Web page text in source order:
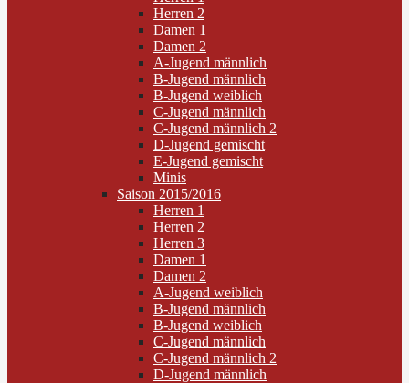
Herren 2
Damen 1
Damen 2
A-Jugend männlich
B-Jugend männlich
B-Jugend weiblich
C-Jugend männlich
C-Jugend männlich 2
D-Jugend gemischt
E-Jugend gemischt
Minis
Saison 2015/2016
Herren 1
Herren 2
Herren 3
Damen 1
Damen 2
A-Jugend weiblich
B-Jugend männlich
B-Jugend weiblich
C-Jugend männlich
C-Jugend männlich 2
D-Jugend männlich